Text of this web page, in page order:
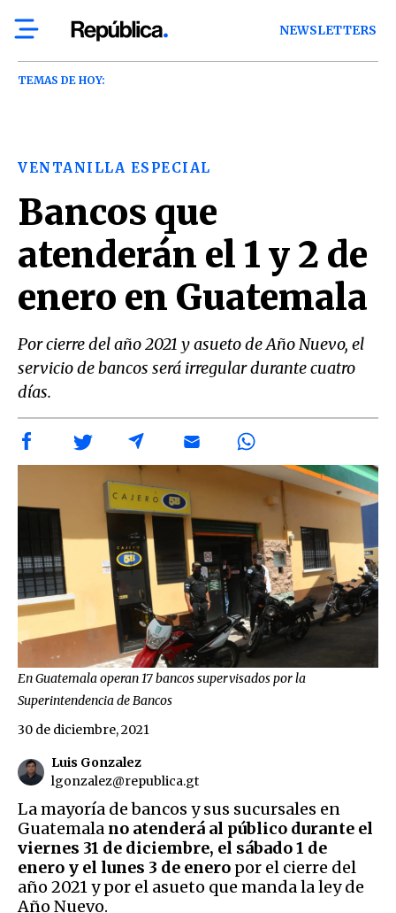
NEWSLETTERS
TEMAS DE HOY:
VENTANILLA ESPECIAL
Bancos que
atenderán el 1 y 2 de
enero en Guatemala
Por cierre del año 2021 y asueto de Año Nuevo, el
servicio de bancos será irregular durante cuatro
días.
En Guatemala operan 17 bancos supervisados por la
Superintendencia de Bancos
Luis Gonzalez
lgonzalez@republica.gt
30 de diciembre, 2021
La mayoría de bancos y sus sucursales en
Guatemala no atenderá al público durante el
viernes 31 de diciembre, el sábado 1 de
enero y el lunes 3 de enero por el cierre del
año 2021 y por el asueto que manda la ley de
Año Nuevo.